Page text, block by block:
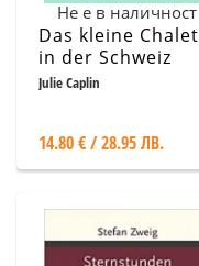
Не е в наличност
Das kleine Chalet
in der Schweiz
Julie Caplin
14.80 € / 28.95 ЛВ.